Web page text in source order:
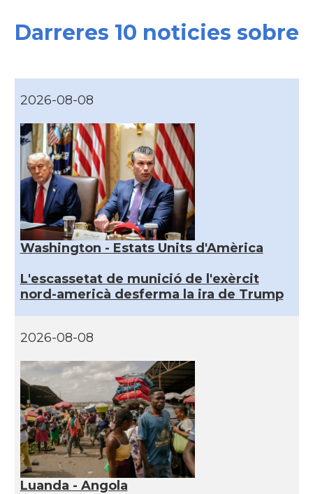
Darreres 10 noticies sobre
2026-08-08
Washington - Estats Units d'Amèrica
L'escassetat de munició de l'exèrcit
nord-americà desferma la ira de Trump
2026-08-08
Luanda - Angola